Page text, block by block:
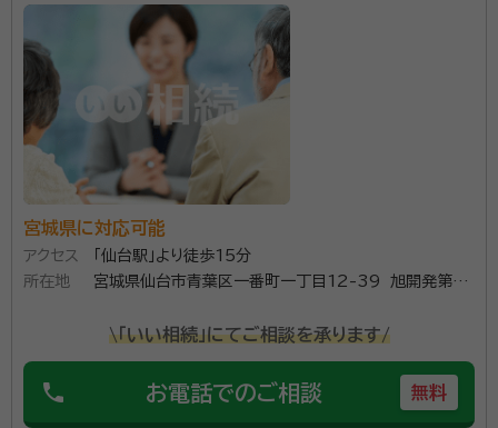
駅から徒歩6分ほどのところにあります。主な業務内容
としては、遺言原案作成サポートや相続手続きのサポー
ト、株式会社や合同会社の設立サポートなどがあります。
相続が発生すると、相続人の確定や遺産分割協議を経
て、相続財産の名義変更などのあらゆる手続きをおこな
わなければなりません。仕事や普段の生活をしながらで
は負担が大きく、期限のある相続手続きをスムーズにお
こなうのはとても難しいといえるでしょう。
資格等： 行政書士・特定行政書士・入国管理局申請取次行政書士
所属団体： 宮城県行政書士会 青葉支部
宮城県に対応可能
アクセス
「仙台駅」より徒歩15分
所在地
宮城県仙台市青葉区一番町一丁目12-39 旭開発第2
\「いい相続」にてご相談を承ります/
phone お電話でのご相談 無料